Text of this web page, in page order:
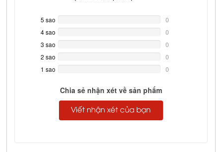
5 sao
Complete
0
4 sao
Complete
0
3 sao
Complete
0
2 sao
Complete
0
1 sao
0
Chia sẻ nhận xét về sản phẩm
Viết nhận xét của bạn